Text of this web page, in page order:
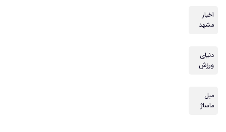
اخبار
مشهد
دنیای
ورزش
مبل
ماساژ